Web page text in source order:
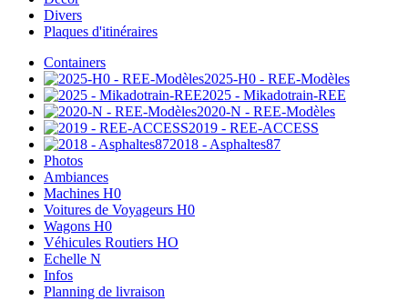
Divers
Plaques d'itinéraires
Containers
2025-H0 - REE-Modèles
2025 - Mikadotrain-REE
2020-N - REE-Modèles
2019 - REE-ACCESS
2018 - Asphaltes87
Photos
Ambiances
Machines H0
Voitures de Voyageurs H0
Wagons H0
Véhicules Routiers HO
Echelle N
Infos
Planning de livraison